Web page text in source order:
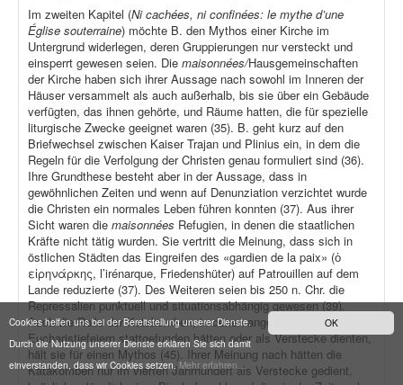
OK
Cookies helfen uns bei der Bereitstellung unserer Dienste.
Durch die Nutzung unserer Dienste erklären Sie sich damit
einverstanden, dass wir Cookies setzen.Mehr erfahren...
Im zweiten Kapitel (Ni cachées, ni confinées: le mythe d’une
Église souterraine) möchte B. den Mythos einer Kirche im
Untergrund widerlegen, deren Gruppierungen nur versteckt und
einsperrt gewesen seien. Die maisonnées/Hausgemeinschaften
der Kirche haben sich ihrer Aussage nach sowohl im Inneren der
Häuser versammelt als auch außerhalb, bis sie über ein Gebäude
verfügten, das ihnen gehörte, und Räume hatten, die für spezielle
liturgische Zwecke geeignet waren (35). B. geht kurz auf den
Briefwechsel zwischen Kaiser Trajan und Plinius ein, in dem die
Regeln für die Verfolgung der Christen genau formuliert sind (36).
Ihre Grundthese besteht aber in der Aussage, dass in
gewöhnlichen Zeiten und wenn auf Denunziation verzichtet wurde
die Christen ein normales Leben führen konnten (37). Aus ihrer
Sicht waren die maisonnées Refugien, in denen die staatlichen
Kräfte nicht tätig wurden. Sie vertritt die Meinung, dass sich in
östlichen Städten das Eingreifen des «gardien de la paix» (ὁ
εἰρηνάρκης, l’irénarque, Friedenshüter) auf Patrouillen auf dem
Lande reduzierte (37). Des Weiteren seien bis 250 n. Chr. die
Repressalien punktuell und situationsabhängig gewesen (39).
Auch die Rolle der Katakomben, in denen angeblich
Eucharistiefeiern stattgefunden hätten oder als Verstecke dienten,
hält sie für einen Mythos (45). Ihrer Meinung nach hätten die
Katakomben nur im vierten Jahrhundert als Verstecke gedient,